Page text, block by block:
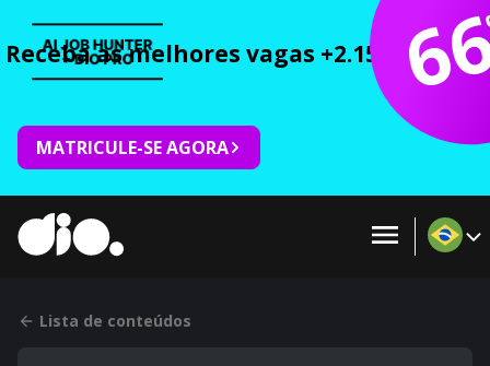
Receba as melhores vagas +2.150 cursos
MATRICULE-SE AGORA
Lista de conteúdos